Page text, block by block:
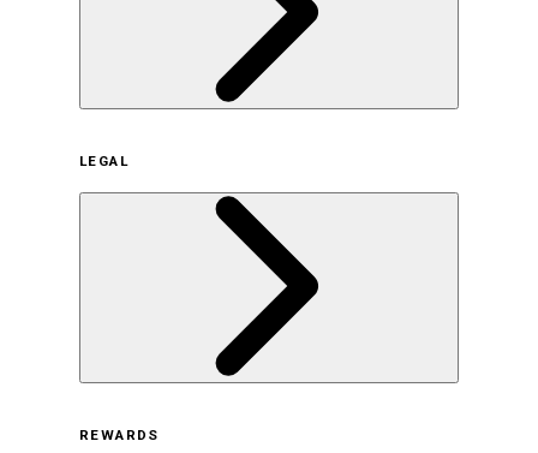
サステナビリティの取り組み（日本）
サステナビリティの取り組み（米国/英語）
ヒストリー
採用情報
LEGAL
REWARDS